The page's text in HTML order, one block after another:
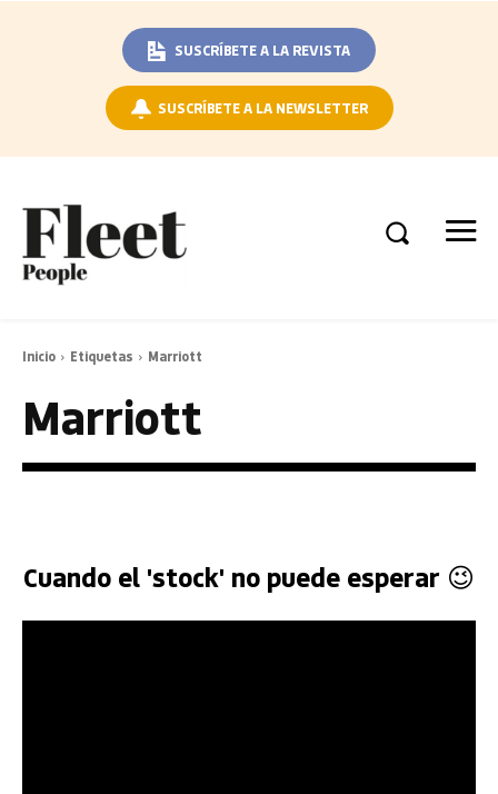
SUSCRÍBETE A LA REVISTA
SUSCRÍBETE A LA NEWSLETTER
Inicio Etiquetas Marriott
Marriott
Cuando el 'stock' no puede esperar 😉